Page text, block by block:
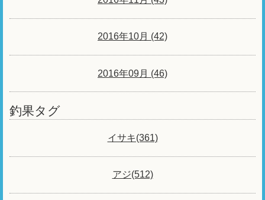
2016年10月 (42)
2016年09月 (46)
釣果タグ
イサキ(361)
アジ(512)